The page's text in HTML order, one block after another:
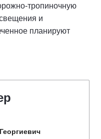
тропиночную
и
планируют